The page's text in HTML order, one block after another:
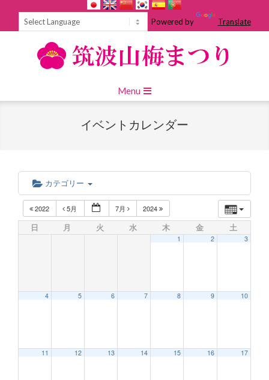
Powered by Translate
Navigation
Menu
イベントカレンダー
カテゴリー
2022 5月 7月 2024
日 月 火 水 木 金 土
1 2 3
4 5 6 7 8 9 10
11 12 13 14 15 16 17